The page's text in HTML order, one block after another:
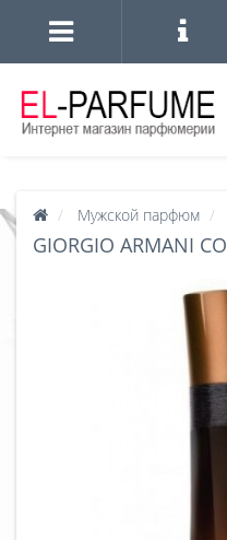
Мужской парфюм
GIORGIO ARMANI